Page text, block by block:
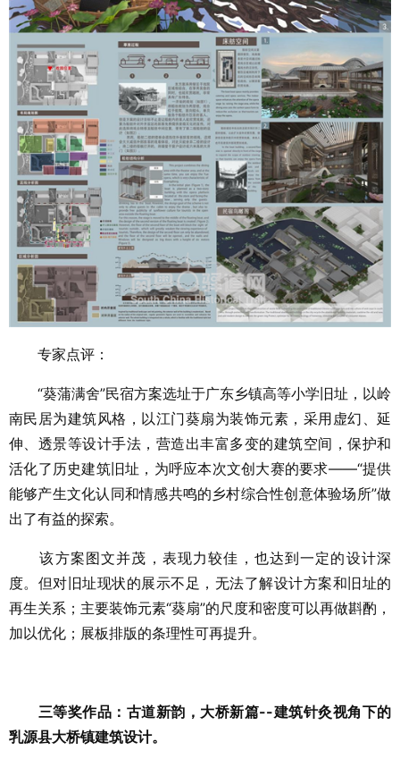
专家点评：
“葵蒲满舍”民宿方案选址于广东乡镇高等小学旧址，以岭
南民居为建筑风格，以江门葵扇为装饰元素，采用虚幻、延
伸、透景等设计手法，营造出丰富多变的建筑空间，保护和
活化了历史建筑旧址，为呼应本次文创大赛的要求——“提供
能够产生文化认同和情感共鸣的乡村综合性创意体验场所”做
出了有益的探索。
该方案图文并茂，表现力较佳，也达到一定的设计深
度。但对旧址现状的展示不足，无法了解设计方案和旧址的
再生关系；主要装饰元素“葵扇”的尺度和密度可以再做斟酌，
加以优化；展板排版的条理性可再提升。
三等奖作品：古道新韵，大桥新篇--建筑针灸视角下的
乳源县大桥镇建筑设计。